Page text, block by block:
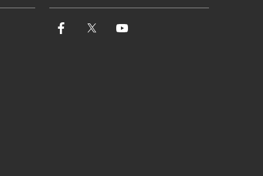
Facebook Twitter